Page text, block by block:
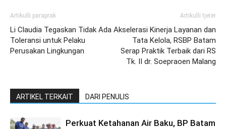
Artikulli paraprak
Li Claudia Tegaskan Tidak Ada
Toleransi untuk Pelaku
Perusakan Lingkungan
Artikulli tjetër
Akselerasi Kinerja Layanan dan
Tata Kelola, RSBP Batam
Serap Praktik Terbaik dari RS
Tk. II dr. Soepraoen Malang
ARTIKEL TERKAIT DARI PENULIS
Perkuat Ketahanan Air Baku, BP Batam